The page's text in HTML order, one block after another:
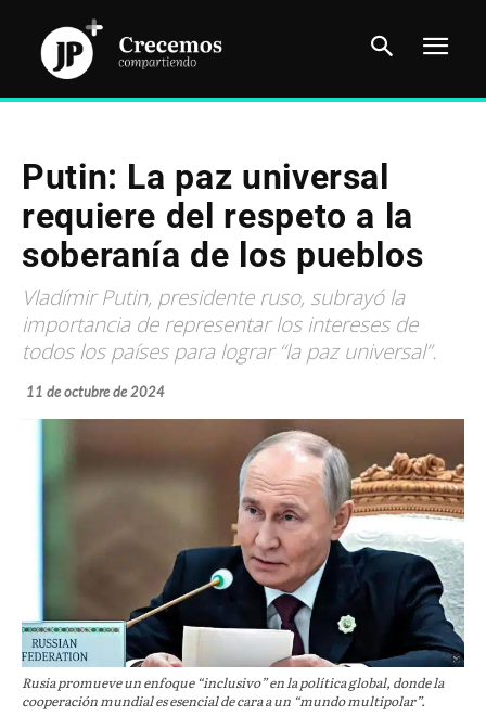
Putin: La paz universal
requiere del respeto a la
soberanía de los pueblos
Vladímir Putin, presidente ruso, subrayó la
importancia de representar los intereses de
todos los países para lograr “la paz universal”.
11 de octubre de 2024
Rusia promueve un enfoque “inclusivo” en la política global, donde la
cooperación mundial es esencial de cara a un “mundo multipolar”.